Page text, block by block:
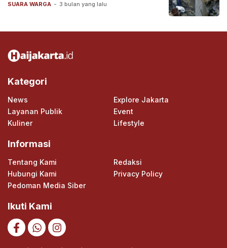
SUARA WARGA - 3 bulan yang lalu
Kategori
News
Explore Jakarta
Layanan Publik
Event
Kuliner
Lifestyle
Informasi
Tentang Kami
Redaksi
Hubungi Kami
Privacy Policy
Pedoman Media Siber
Ikuti Kami